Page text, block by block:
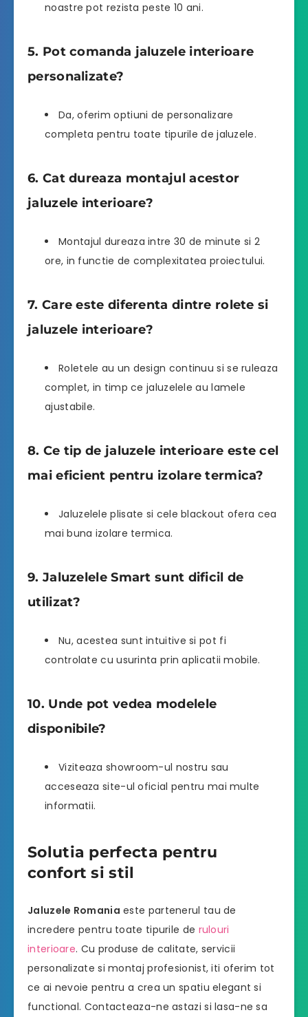
noastre pot rezista peste 10 ani.
5. Pot comanda jaluzele interioare
personalizate?
Da, oferim optiuni de personalizare
completa pentru toate tipurile de jaluzele.
6. Cat dureaza montajul acestor
jaluzele interioare?
Montajul dureaza intre 30 de minute si 2
ore, in functie de complexitatea proiectului.
7. Care este diferenta dintre rolete si
jaluzele interioare?
Roletele au un design continuu si se ruleaza
complet, in timp ce jaluzelele au lamele
ajustabile.
8. Ce tip de jaluzele interioare este cel
mai eficient pentru izolare termica?
Jaluzelele plisate si cele blackout ofera cea
mai buna izolare termica.
9. Jaluzelele Smart sunt dificil de
utilizat?
Nu, acestea sunt intuitive si pot fi
controlate cu usurinta prin aplicatii mobile.
10. Unde pot vedea modelele
disponibile?
Viziteaza showroom-ul nostru sau
acceseaza site-ul oficial pentru mai multe
informatii.
Solutia perfecta pentru
confort si stil
Jaluzele Romania este partenerul tau de
incredere pentru toate tipurile de rulouri
interioare. Cu produse de calitate, servicii
personalizate si montaj profesionist, iti oferim tot
ce ai nevoie pentru a crea un spatiu elegant si
functional. Contacteaza-ne astazi si lasa-ne sa